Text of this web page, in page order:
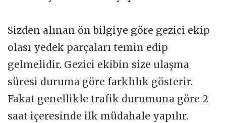
Sizden alınan ön bilgiye göre gezici ekip
olası yedek parçaları temin edip
gelmelidir. Gezici ekibin size ulaşma
süresi duruma göre farklılık gösterir.
Fakat genellikle trafik durumuna göre 2
saat içeresinde ilk müdahale yapılır.